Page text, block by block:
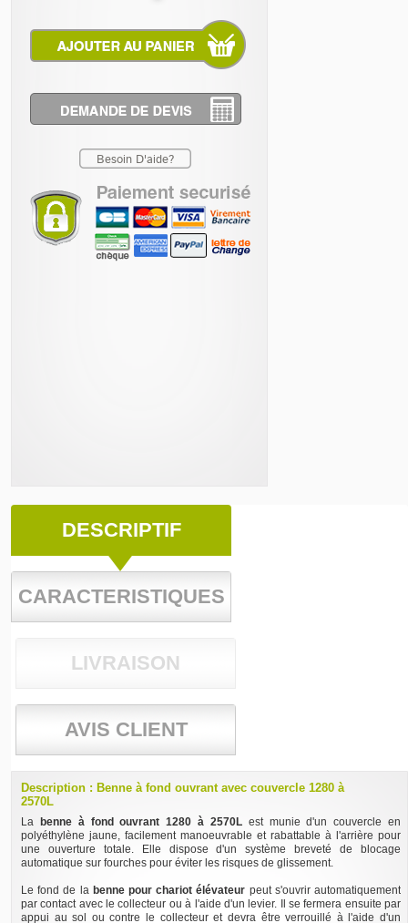
Besoin D'aide?
DESCRIPTIF
CARACTERISTIQUES
LIVRAISON
AVIS CLIENT
Description : Benne à fond ouvrant avec couvercle 1280 à
2570L
La benne à fond ouvrant 1280 à 2570Lest munie d'un couvercle en
polyéthylène jaune, facilement manoeuvrable et rabattable à l'arrière pour
une ouverture totale. Elle dispose d'un système breveté de blocage
automatique sur fourches pour éviter les risques de glissement.
Le fond de la benne pour chariot élévateur peut s'ouvrir automatiquement
par contact avec le collecteur ou à l'aide d'un levier. Il se fermera ensuite par
appui au sol ou contre le collecteur et devra être verrouillé à l'aide d'un